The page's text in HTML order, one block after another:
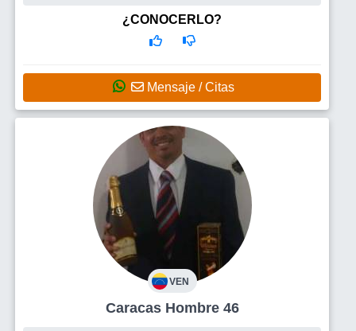
¿CONOCERLO?
Mensaje / Citas
VEN
Caracas Hombre 46